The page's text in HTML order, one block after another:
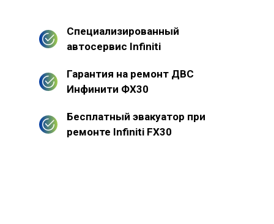
Специализированный
автосервис Infiniti
Гарантия на ремонт ДВС
Инфинити ФХ30
Бесплатный эвакуатор при
ремонте Infiniti FX30